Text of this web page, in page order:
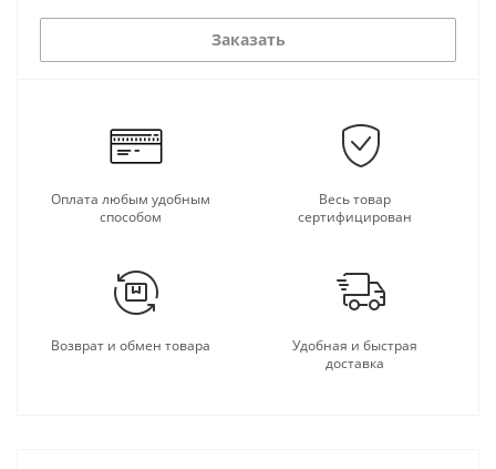
Заказать
Оплата любым удобным
способом
Весь товар
сертифицирован
Возврат и обмен товара
Удобная и быстрая
доставка